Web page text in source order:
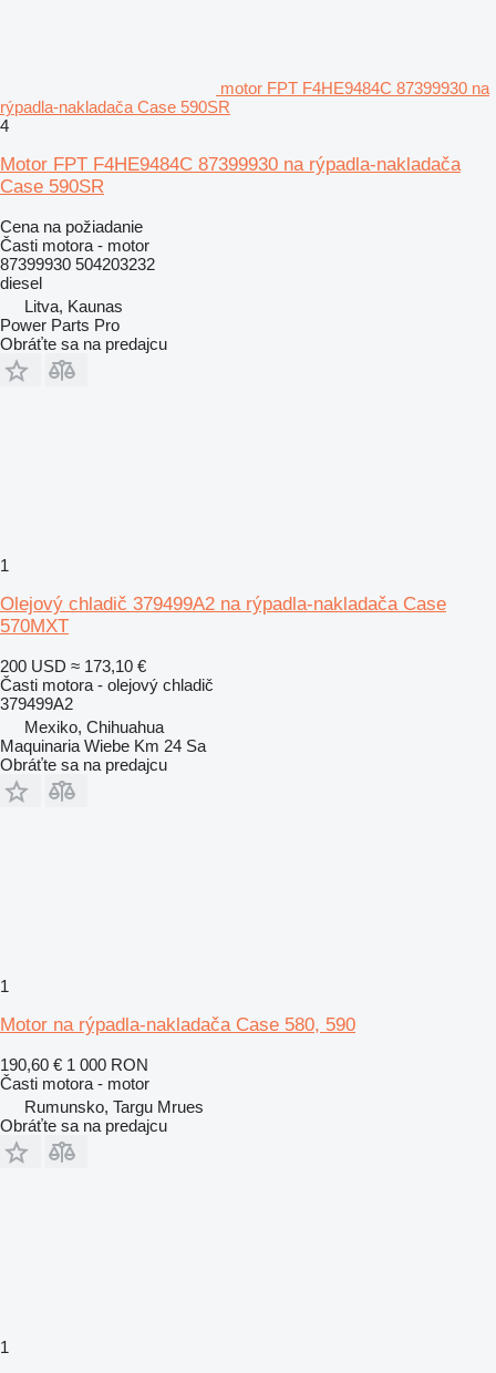
motor FPT F4HE9484C 87399930 na
rýpadla-nakladača Case 590SR
4
Motor FPT F4HE9484C 87399930 na rýpadla-nakladača
Case 590SR
Cena na požiadanie
Časti motora - motor
87399930 504203232
diesel
Litva, Kaunas
Power Parts Pro
Obráťte sa na predajcu
1
Olejový chladič 379499A2 na rýpadla-nakladača Case
570MXT
200 USD ≈ 173,10 €
Časti motora - olejový chladič
379499A2
Mexiko, Chihuahua
Maquinaria Wiebe Km 24 Sa
Obráťte sa na predajcu
1
Motor na rýpadla-nakladača Case 580, 590
190,60 € 1 000 RON
Časti motora - motor
Rumunsko, Targu Mrues
Obráťte sa na predajcu
1